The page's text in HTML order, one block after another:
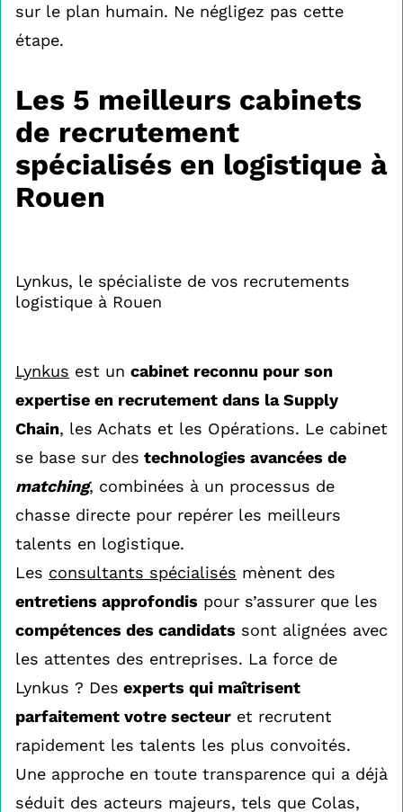
sur le plan humain. Ne négligez pas cette
étape.
Les 5 meilleurs cabinets
de recrutement
spécialisés en logistique à
Rouen
Lynkus, le spécialiste de vos recrutements
logistique à Rouen
Lynkus est un cabinet reconnu pour son
expertise en recrutement dans la Supply
Chain, les Achats et les Opérations. Le cabinet
se base sur des technologies avancées de
matching, combinées à un processus de
chasse directe pour repérer les meilleurs
talents en logistique.
Les consultants spécialisés mènent des
entretiens approfondis pour s’assurer que les
compétences des candidats sont alignées avec
les attentes des entreprises. La force de
Lynkus ? Des experts qui maîtrisent
parfaitement votre secteur et recrutent
rapidement les talents les plus convoités.
Une approche en toute transparence qui a déjà
séduit des acteurs majeurs, tels que Colas,